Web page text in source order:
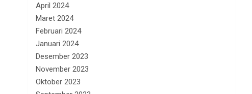
April 2024
Maret 2024
Februari 2024
Januari 2024
Desember 2023
November 2023
Oktober 2023